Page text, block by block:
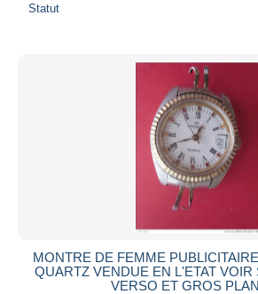
Statut
MONTRE DE FEMME
QUARTZ VENDUE EN L'ETAT VOIR
VERSO ET GROS